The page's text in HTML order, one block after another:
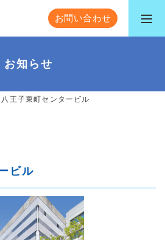
お問い合わせ
お知らせ
八王子東町センタービル
ビル